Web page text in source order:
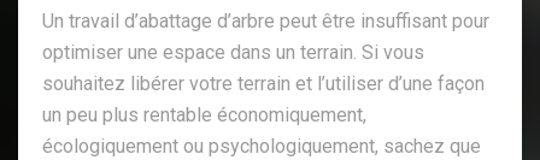
Un travail d’abattage d’arbre peut être insuffisant pour
optimiser une espace dans un terrain. Si vous
souhaitez libérer votre terrain et l’utiliser d’une façon
un peu plus rentable économiquement,
écologiquement ou psychologiquement, sachez que